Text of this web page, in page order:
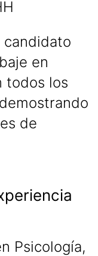
candidato
en
todos los
de
Psicología,